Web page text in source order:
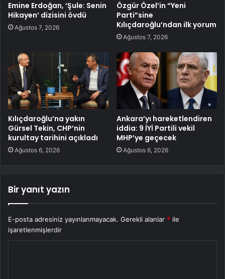
Emine Erdoğan, ‘Şule: Senin
Hikayen’ dizisini övdü
Ağustos 7, 2026
Özgür Özel’in “Yeni
Parti”sine
Kılıçdaroğlu’ndan ilk yorum
Ağustos 7, 2026
Kılıçdaroğlu’na yakın
Gürsel Tekin, CHP’nin
kurultay tarihini açıkladı
Ağustos 6, 2026
Ankara’yı hareketlendiren
iddia: 9 İYİ Partili vekil
MHP’ye geçecek
Ağustos 6, 2026
Bir yanıt yazın
E-posta adresiniz yayınlanmayacak. Gerekli alanlar * ile
işaretlenmişlerdir